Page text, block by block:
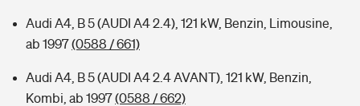
Audi A4, B 5 (AUDI A4 2.4), 121 kW, Benzin, Limousine,
ab 1997(0588 / 661)
Audi A4, B 5 (AUDI A4 2.4 AVANT), 121 kW, Benzin,
Kombi, ab 1997(0588 / 662)